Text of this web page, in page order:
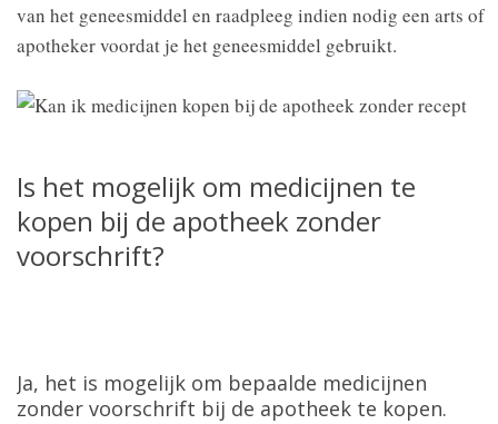
van het geneesmiddel en raadpleeg indien nodig een arts of
apotheker voordat je het geneesmiddel gebruikt.
Is het mogelijk om medicijnen te
kopen bij de apotheek zonder
voorschrift?
Ja, het is mogelijk om bepaalde medicijnen
zonder voorschrift bij de apotheek te kopen.